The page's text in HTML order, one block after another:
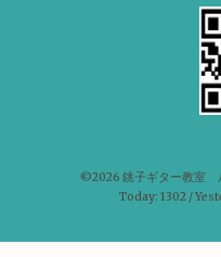
©2026 銚子ギター教室
Today: 1302 /